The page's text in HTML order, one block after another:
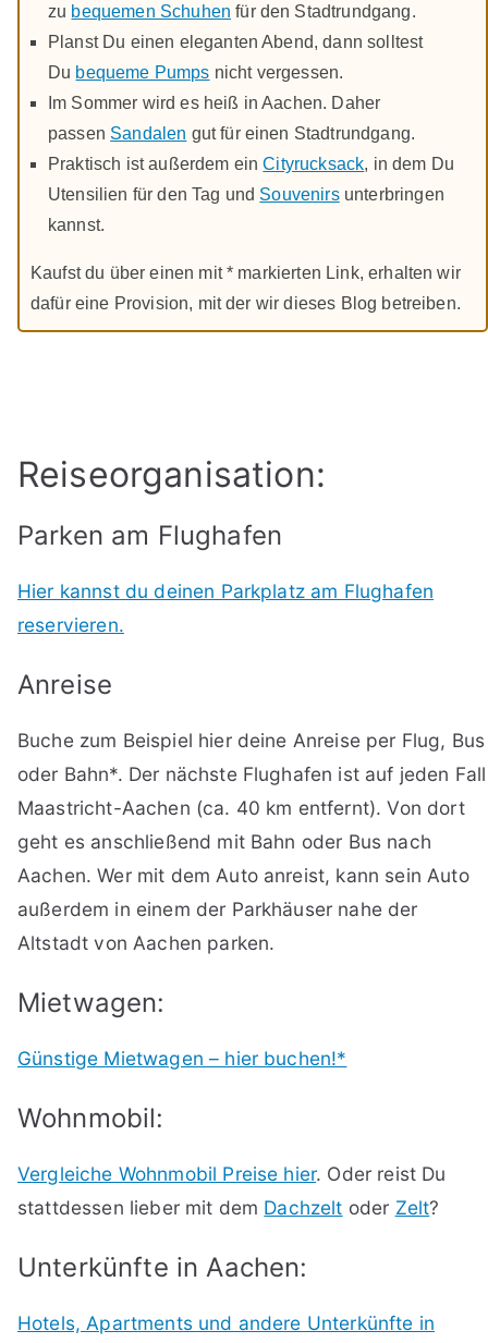
zu bequemen Schuhen für den Stadtrundgang.
Planst Du einen eleganten Abend, dann solltest
Du bequeme Pumps nicht vergessen.
Im Sommer wird es heiß in Aachen. Daher
passen Sandalen gut für einen Stadtrundgang.
Praktisch ist außerdem einCityrucksack, in dem Du
Utensilien für den Tag und Souvenirsunterbringen
kannst.
Kaufst du über einen mit * markierten Link, erhalten wir
dafür eine Provision, mit der wir dieses Blog betreiben.
Reiseorganisation:
Parken am Flughafen
Hier kannst du deinen Parkplatz am Flughafen
reservieren.
Anreise
Buche zum Beispiel hier deine Anreise per Flug, Bus
oder Bahn*. Der nächste Flughafen ist auf jeden Fall
Maastricht-Aachen (ca. 40 km entfernt). Von dort
geht es anschließend mit Bahn oder Bus nach
Aachen. Wer mit dem Auto anreist, kann sein Auto
außerdem in einem der Parkhäuser nahe der
Altstadt von Aachen parken.
Mietwagen:
Günstige Mietwagen – hier buchen!*
Wohnmobil:
Vergleiche Wohnmobil Preise hier. Oder reist Du
stattdessen lieber mit dem Dachzelt oder Zelt?
Unterkünfte in Aachen:
Hotels, Apartments und andere Unterkünfte in